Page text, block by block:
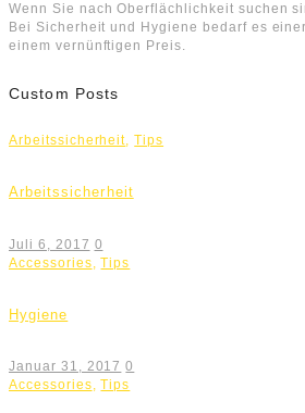
Wenn Sie nach Oberflächlichkeit suchen
Bei Sicherheit und Hygiene bedarf es
einem vernünftigen Preis.
Custom Posts
Arbeitssicherheit,Tips
Arbeitssicherheit
Juli 6, 2017 0
Accessories ,Tips
Hygiene
Januar 31, 2017 0
Accessories,Tips